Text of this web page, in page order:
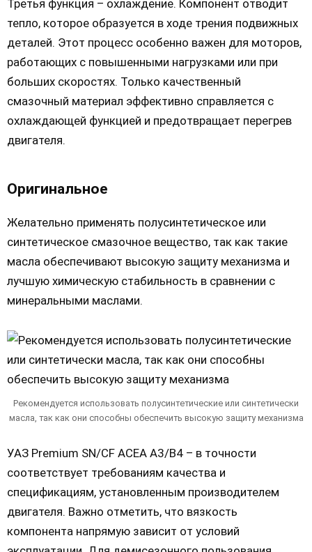
Третья функция – охлаждение. Компонент отводит
тепло, которое образуется в ходе трения подвижных
деталей. Этот процесс особенно важен для моторов,
работающих с повышенными нагрузками или при
больших скоростях. Только качественный
смазочный материал эффективно справляется с
охлаждающей функцией и предотвращает перегрев
двигателя.
Оригинальное
Желательно применять полусинтетическое или
синтетическое смазочное вещество, так как такие
масла обеспечивают высокую защиту механизма и
лучшую химическую стабильность в сравнении с
минеральными маслами.
Рекомендуется использовать полусинтетические или синтетически
масла, так как они способны обеспечить высокую защиту механизма
УАЗ Premium SN/CF ACEA A3/B4 – в точности
соответствует требованиям качества и
спецификациям, установленным производителем
двигателя. Важно отметить, что вязкость
компонента напрямую зависит от условий